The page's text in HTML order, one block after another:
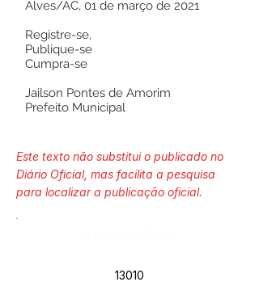
Alves/AC, 01 de março de 2021
Registre-se,
Publique-se
Cumpra-se
Jailson Pontes de Amorim
Prefeito Municipal
Este texto não substitui o publicado no
Diário Oficial, mas facilita a pesquisa
para localizar a publicação oficial.
13010